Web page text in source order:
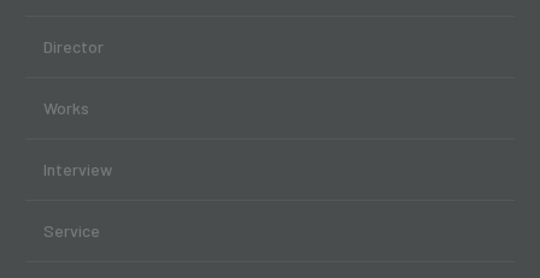
Director
Works
Interview
Service